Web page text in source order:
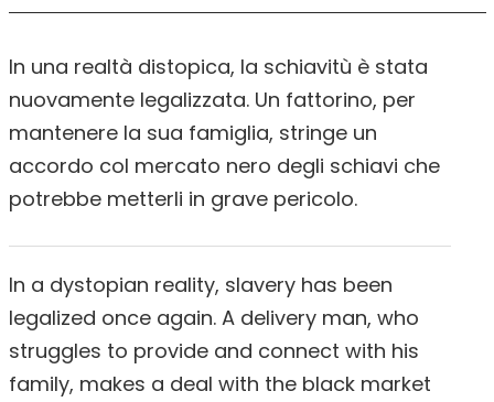
In una realtà distopica, la schiavitù è stata
nuovamente legalizzata. Un fattorino, per
mantenere la sua famiglia, stringe un
accordo col mercato nero degli schiavi che
potrebbe metterli in grave pericolo.
In a dystopian reality, slavery has been
legalized once again. A delivery man, who
struggles to provide and connect with his
family, makes a deal with the black market